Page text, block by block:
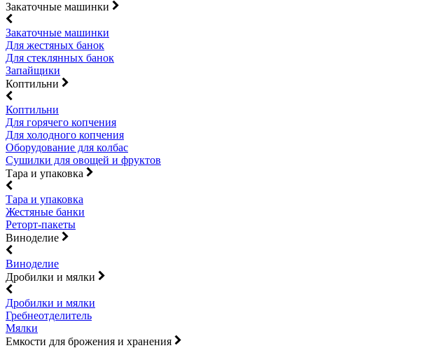
Закаточные машинки
Закаточные машинки
Для жестяных банок
Для стеклянных банок
Запайщики
Коптильни
Коптильни
Для горячего копчения
Для холодного копчения
Оборудование для колбас
Сушилки для овощей и фруктов
Тара и упаковка
Тара и упаковка
Жестяные банки
Реторт-пакеты
Виноделие
Виноделие
Дробилки и мялки
Дробилки и мялки
Гребнеотделитель
Мялки
Емкости для брожения и хранения